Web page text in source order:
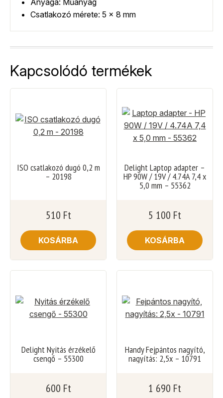
Csatlakozó mérete: 5 x 8 mm
Kapcsolódó termékek
ISO csatlakozó dugó 0,2 m
– 20198
510 Ft
KOSÁRBA
Delight Laptop adapter –
HP 90W / 19V / 4.74A 7,4 x
5,0 mm – 55362
5 100 Ft
KOSÁRBA
Delight Nyitás érzékelő
csengő – 55300
600 Ft
Handy Fejpántos nagyító,
nagyítás: 2,5x – 10791
1 690 Ft